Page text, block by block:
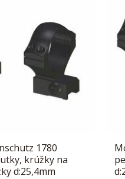
1780
krúžky na
d:25,4mm